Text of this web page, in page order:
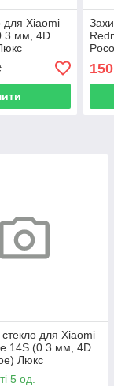
для Xiaomi
мм, 4D
150
для Xiaomi
14S (0.3 мм, 4D
Люкс
5 од.